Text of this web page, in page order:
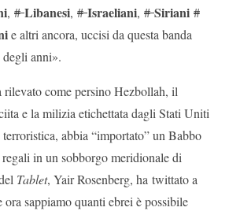
, #Libanesi, #Israeliani, #Siriani #
e altri ancora, uccisi da questa banda
anni».
rilevato come persino Hezbollah, il
e la milizia etichettata dagli Stati Uniti
abbia “importato” un Babbo
in un sobborgo meridionale di
Tablet, Yair Rosenberg, ha twittato a
ora sappiamo quanti ebrei è possibile